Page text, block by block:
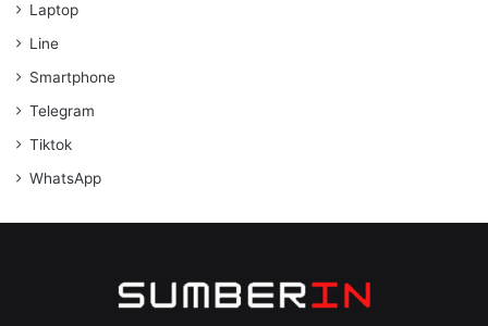
Laptop
Line
Smartphone
Telegram
Tiktok
WhatsApp